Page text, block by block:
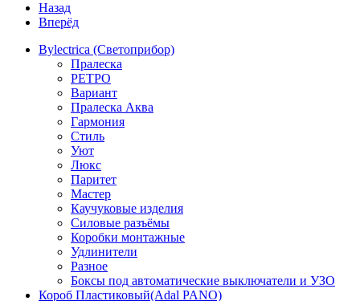
Назад
Вперёд
Bylectrica (Светоприбор)
Пралеска
РЕТРО
Вариант
Пралеска Аква
Гармония
Стиль
Уют
Люкс
Паритет
Мастер
Каучуковые изделия
Силовые разъёмы
Коробки монтажные
Удлинители
Разное
Боксы под автоматические выключатели и УЗО
Короб Пластиковый(Adal PANO)